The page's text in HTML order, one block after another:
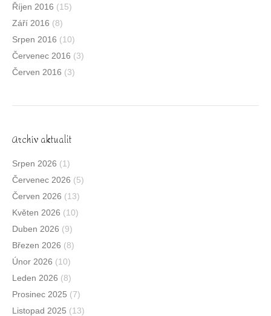
Říjen 2016 (15)
Září 2016 (8)
Srpen 2016 (10)
Červenec 2016 (3)
Červen 2016 (3)
Archív aktualit
Srpen 2026 (1)
Červenec 2026 (5)
Červen 2026 (13)
Květen 2026 (10)
Duben 2026 (9)
Březen 2026 (8)
Únor 2026 (10)
Leden 2026 (8)
Prosinec 2025 (7)
Listopad 2025 (13)